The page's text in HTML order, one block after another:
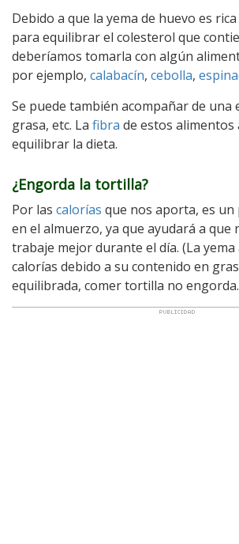
Debido a que la yema de huevo es
para equilibrar el colesterol que
deberíamos tomarla con algún
por ejemplo, calabacín, cebolla,
Se puede también acompañar de una
grasa, etc. La fibra de estos alimentos
equilibrar la dieta.
¿Engorda la tortilla?
Por las calorías que nos aporta, es un
en el almuerzo, ya que ayudará a
trabaje mejor durante el día. (La
calorías debido a su contenido en
equilibrada, comer tortilla no engorda.